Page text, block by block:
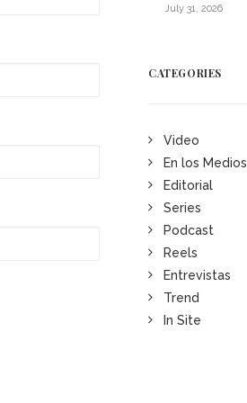
July 31, 2026
CATEGORIES
Video
En los Medios
Editorial
Series
Podcast
Reels
Entrevistas
Trend
In Site